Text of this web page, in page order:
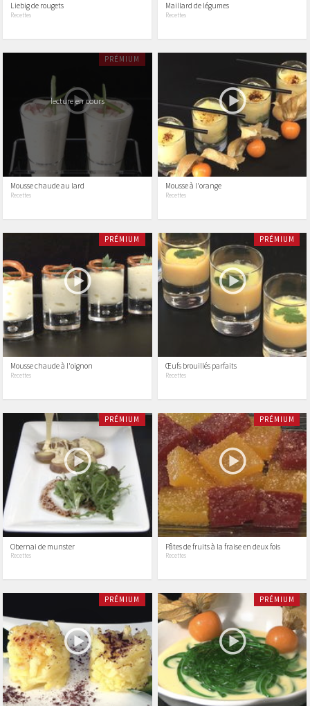
Liebig de rougets
Recettes
Maillard de légumes
Recettes
PRÉMIUM
Mousse chaude au lard
Recettes
lecture en cours
Mousse à l'orange
Recettes
PRÉMIUM
Mousse chaude à l'oignon
Recettes
PRÉMIUM
Œufs brouillés parfaits
Recettes
PRÉMIUM
Obernai de munster
Recettes
PRÉMIUM
Pâtes de fruits à la fraise en deux fois
Recettes
PRÉMIUM PRÉMIUM